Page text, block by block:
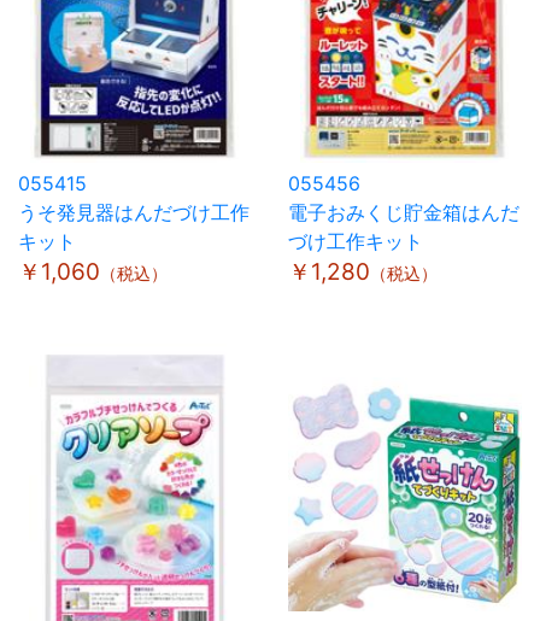
055415
うそ発見器はんだづけ工作
キット
￥1,060 （税込）
055456
電子おみくじ貯金箱はんだ
づけ工作キット
￥1,280 （税込）